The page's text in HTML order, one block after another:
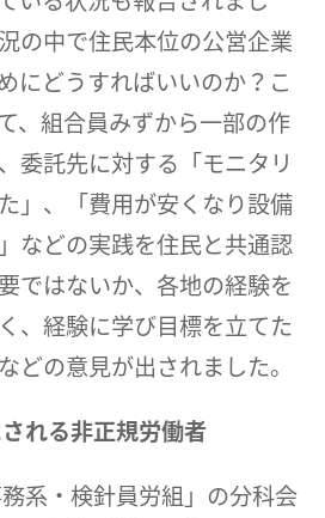
の中で住民本位の公営企業
にどうすればいいのか？こ
、組合員みずから一部の作
委託先に対する「モニタリ
」、「費用が安くなり設備
などの実践を住民と共通認
ではないか、各地の経験を
、経験に学び目標を立てた
どの意見が出されました。
れる非正規労働者
系・検針員労組」の分科会